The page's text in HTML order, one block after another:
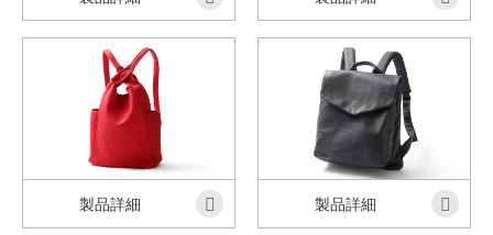
製品詳細 製品詳細